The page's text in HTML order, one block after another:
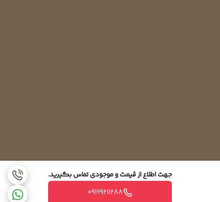
جهت اطلاع از قیمت و موجودی تماس بگیرید.
09169211288